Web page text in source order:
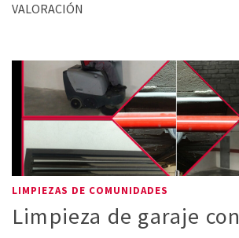
VALORACIÓN
LIMPIEZAS DE COMUNIDADES
Limpieza de garaje con